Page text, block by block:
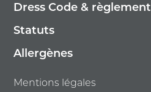
Dress Code & règlement
Statuts
Allergènes
Mentions légales